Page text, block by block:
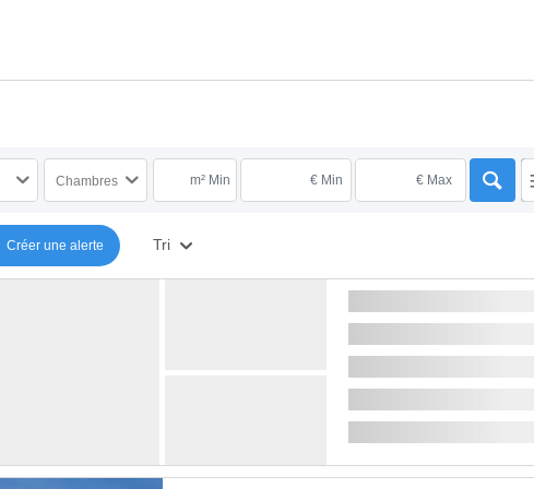
Chambres m² Min € Min € Max
Créer une alerte Tri